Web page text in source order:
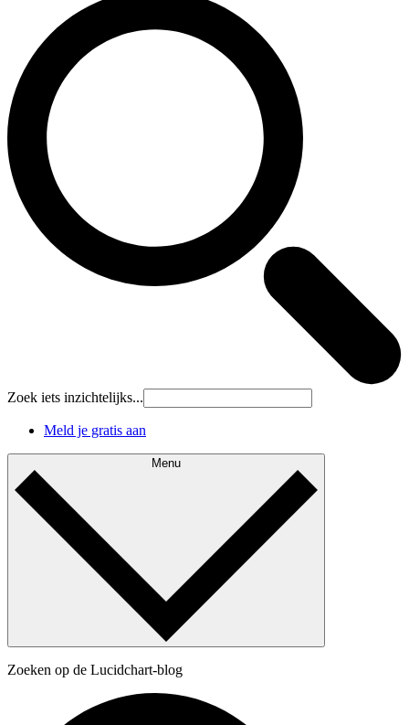
Zoek iets inzichtelijks...
Meld je gratis aan
Menu
Zoeken op de Lucidchart-blog